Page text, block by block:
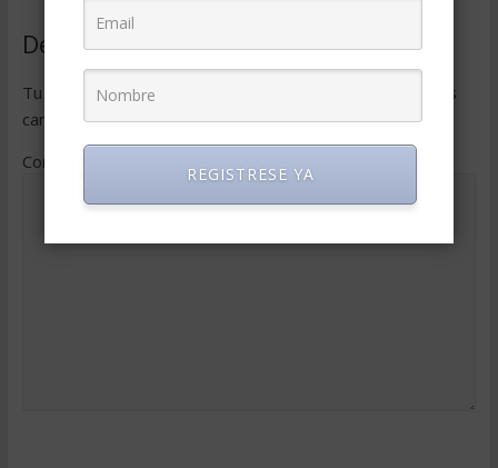
Deja una respuesta
Tu dirección de correo electrónico no será publicada.
Los
campos obligatorios están marcados con*
Comentario
REGISTRESE YA